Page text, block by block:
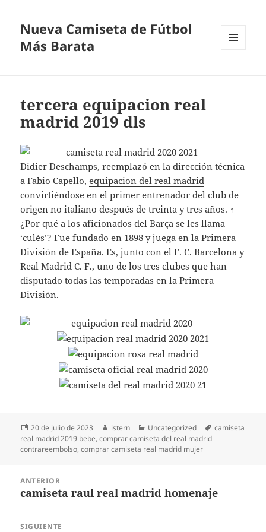
Nueva Camiseta de Fútbol
Más Barata
tercera equipacion real
madrid 2019 dls
Didier Deschamps, reemplazó en la dirección técnica
a Fabio Capello,equipacion del real madrid
convirtiéndose en el primer entrenador del club de
origen no italiano después de treinta y tres años. ↑
¿Por qué a los aficionados del Barça se les llama
‘culés’? Fue fundado en 1898 y juega en la Primera
División de España. Es, junto con el F. C. Barcelona y
Real Madrid C. F., uno de los tres clubes que han
disputado todas las temporadas en la Primera
División.
Publicado
el
20 de julio de 2023 Autor
istern Categorías
Uncategorized Etiquetas
camiseta
real madrid 2019 bebe,comprar camiseta del real madrid
contrareembolso,comprar camiseta real madrid mujer
entradas
ANTERIOR
Entrada
camiseta raul real madrid homenaje
SIGUIENTE